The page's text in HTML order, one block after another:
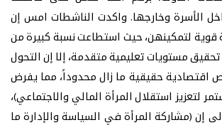
الأسرة وخارجها. واكدت الناشطات امس إن
قوية لتمكينهن، حيث استطاعت نسبة كبيرة من
مستويات تعليمية متقدمة، إلا إن التحول
اقتصادية حقيقية ما زال محدوداً، مما يفرض
لتعزيز استقلال المرأة المالي والاجتماعي)،
إن (مشاركة المرأة في السياسة والإدارة ما